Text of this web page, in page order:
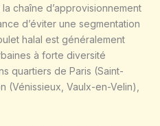
chaîne d’approvisionnement
d’éviter une segmentation
halal est généralement
à forte diversité
quartiers de Paris (Saint-
(Vénissieux, Vaulx-en-Velin),